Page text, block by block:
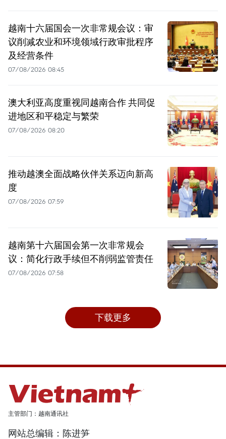
越南十六届国会一次非常规会议：审
议削减农业和环境领域行政审批程序
及经营条件
07/08/2026 08:45
澳大利亚高度重视同越南合作 共同促
进地区和平稳定与繁荣
07/08/2026 08:20
推动越澳全面战略伙伴关系迈向新高
度
07/08/2026 07:59
越南第十六届国会第一次非常规会
议：简化行政手续但不削弱监管责任
07/08/2026 07:58
下载更多
主管部门：越南通讯社
网站总编辑：陈进笋